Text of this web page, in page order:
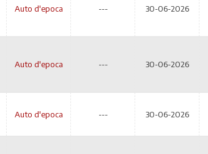
Auto d'epoca --- 30-06-2026
Auto d'epoca --- 30-06-2026
Auto d'epoca --- 30-06-2026